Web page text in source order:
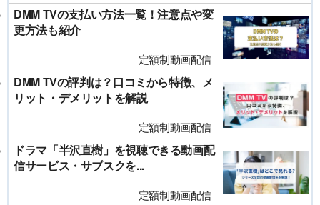
DMM TVの支払い方法一覧！注意点や変
更方法も紹介
定額制動画配信
DMM TVの評判は？口コミから特徴、メ
リット・デメリットを解説
定額制動画配信
ドラマ「半沢直樹」を視聴できる動画配
信サービス・サブスクを...
定額制動画配信